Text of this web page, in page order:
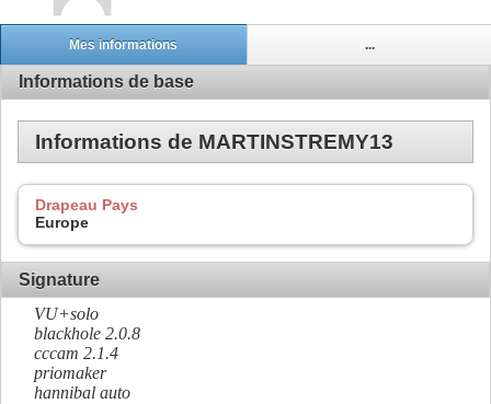
Mes informations ...
Informations de base
Informations de MARTINSTREMY13
Drapeau Pays
Europe
Signature
VU+solo
blackhole 2.0.8
cccam 2.1.4
priomaker
hannibal auto